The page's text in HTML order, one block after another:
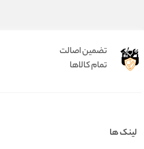
تضمین اصالت
تمام کالاها
لینک ها